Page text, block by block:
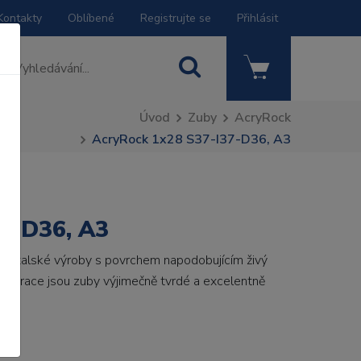
Oblíbené Registrujte se Přihlásit
Úvod Zuby
AcryRock
AcryRock 1x28 S37-I37-D36, A3
D36, A3
italské výroby s povrchem napodobujícím živý
jsou zuby výjimečně tvrdé a excelentně